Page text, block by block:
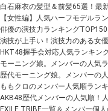
白石麻衣の髪型＆前髪65選！最
【女性編】人気ハーフモデルラ
俳優の演技力ランキングTOP150
演技が上手い！演技力のある女
HKT48握手会対応人気ランキン
モーニング娘。メンバーの人気
歴代モーニング娘。メンバーの
ももクロのメンバー人気順ラン
AKB48歴代メンバーの人気順！
EXILE TRIBE一覧＆メンバー個